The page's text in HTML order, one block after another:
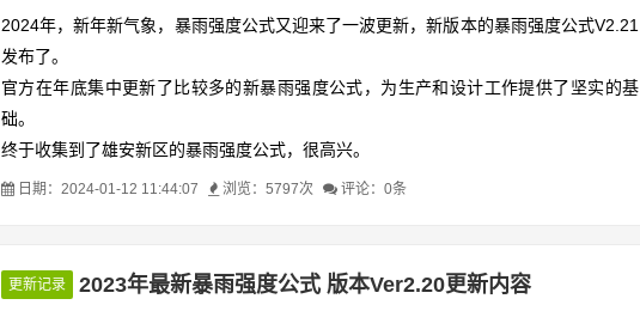
2024年，新年新气象，暴雨强度公式又迎来了一波更新，新版本的暴雨强度公式V2.21
发布了。
官方在年底集中更新了比较多的新暴雨强度公式，为生产和设计工作提供了坚实的基
础。
终于收集到了雄安新区的暴雨强度公式，很高兴。
最新暴雨强度公式版本下载地址：https://www.vivifree.com/latest-storm-intensity-form
日期：2024-01-12 11:44:07 浏览：5797次 评论：0条
更新记录 2023年最新暴雨强度公式 版本Ver2.20更新内容